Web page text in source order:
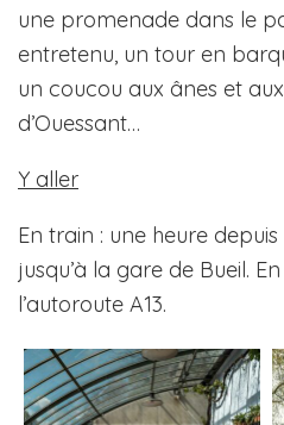
une promenade dans le
entretenu, un tour en
un coucou aux ânes et
d’Ouessant…
Y aller
En train : une heure
jusqu’à la gare de Bueil.
l’autoroute A13.